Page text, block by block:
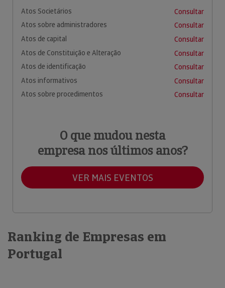
Atos Societários
Consultar
Atos sobre administradores
Consultar
Atos de capital
Consultar
Atos de Constituição e Alteração
Consultar
Atos de identificação
Consultar
Atos informativos
Consultar
Atos sobre procedimentos
Consultar
O que mudou nesta
empresa nos últimos anos?
VER MAIS EVENTOS
Ranking de Empresas em
Portugal